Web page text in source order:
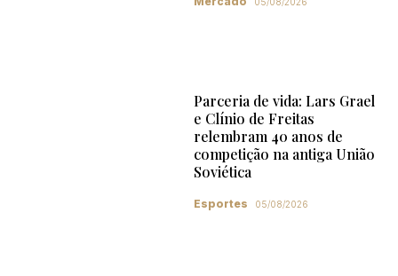
Parceria de vida: Lars Grael
e Clínio de Freitas
relembram 40 anos de
competição na antiga União
Soviética
Esportes 05/08/2026